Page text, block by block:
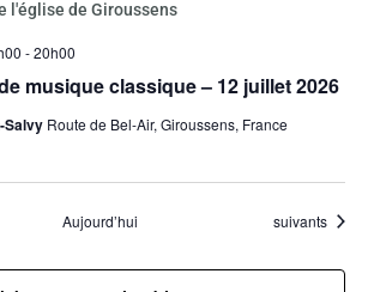
musique classique – 12 juillet 2026
-20h00
Salvy Route de Bel-Air, Giroussens, France
Aujourd’hui Évènements
suivants